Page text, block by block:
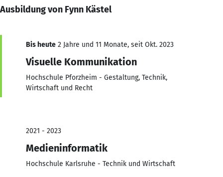
Ausbildung von Fynn Kästel
Bis heute 2 Jahre und 11 Monate, seit Okt. 2023
Visuelle Kommunikation
Hochschule Pforzheim - Gestaltung, Technik,
Wirtschaft und Recht
2021 - 2023
Medieninformatik
Hochschule Karlsruhe - Technik und Wirtschaft